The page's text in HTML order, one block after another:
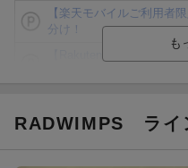
【楽天モバイルご利用者
分け！
RADWIMPS ライ